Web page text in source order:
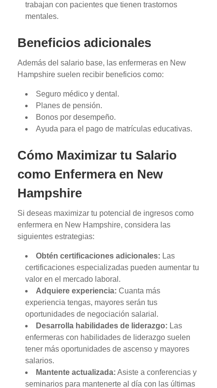
trabajan con pacientes que tienen trastornos
mentales.
Beneficios adicionales
Además del salario base, las enfermeras en New
Hampshire suelen recibir beneficios como:
Seguro médico y dental.
Planes de pensión.
Bonos por desempeño.
Ayuda para el pago de matrículas educativas.
Cómo Maximizar tu Salario
como Enfermera en New
Hampshire
Si deseas maximizar tu potencial de ingresos como
enfermera en New Hampshire, considera las
siguientes estrategias:
Obtén certificaciones adicionales: Las
certificaciones especializadas pueden aumentar tu
valor en el mercado laboral.
Adquiere experiencia: Cuanta más
experiencia tengas, mayores serán tus
oportunidades de negociación salarial.
Desarrolla habilidades de liderazgo: Las
enfermeras con habilidades de liderazgo suelen
tener más oportunidades de ascenso y mayores
salarios.
Mantente actualizada: Asiste a conferencias y
seminarios para mantenerte al día con las últimas